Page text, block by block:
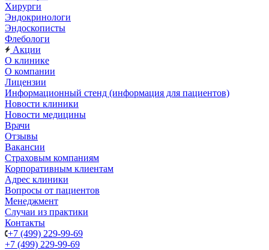
Хирурги
Эндокринологи
Эндоскописты
Флебологи
Акции
О клинике
О компании
Лицензии
Информационный стенд (информация для пациентов)
Новости клиники
Новости медицины
Врачи
Отзывы
Вакансии
Страховым компаниям
Корпоративным клиентам
Адрес клиники
Вопросы от пациентов
Менеджмент
Случаи из практики
Контакты
+7 (499) 229-99-69
+7 (499) 229-99-69